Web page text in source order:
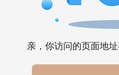
亲，你访问的页面地